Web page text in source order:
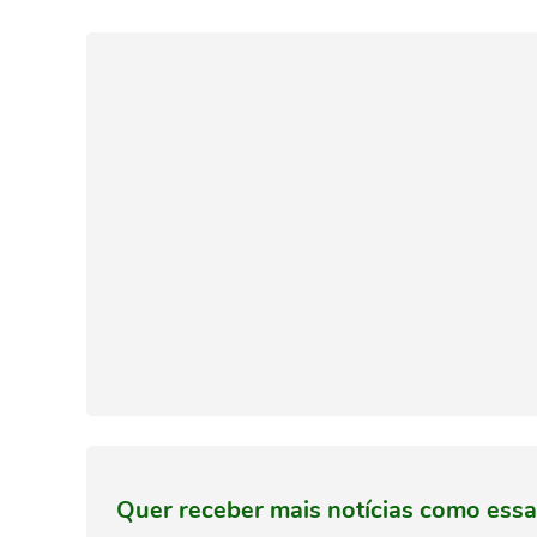
Quer receber mais notícias como